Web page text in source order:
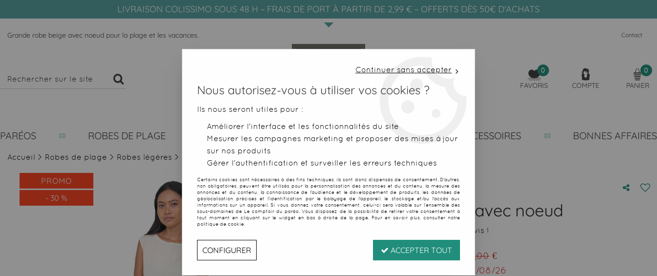
LIVRAISON COLISSIMO SOUS 48 H ~ FRAIS DE PORT À PARTIR DE 2,99 € ~ OFFERTS DÈS 50€ D'ACHATS
Grande robe beige avec noeud pour la plage et les vacances. Contact
0
FAVORIS COMPTE
0
PANIER
PARÉOS ROBES DE PLAGE SERVIETTES DE PLAGE FOUTAS ACCESSOIRES BONNES AFFAIRES
Accueil > Robes de plage > Robes légères > Grande robe beige avec noeud
PROMO
- 30 %
Grande robe beige avec noeud
Soyez le premier à donner votre avis !
€TTC au lieu de 35,00 €
12/08/26
Continuer sans accepter
Nous autorisez-vous à utiliser vos cookies ?
Ils nous seront utiles pour :
Améliorer l'interface et les fonctionnalités du site
Mesurer les campagnes marketing et proposer des mises à jour
sur nos produits
Gérer l'authentification et surveiller les erreurs techniques
Certains cookies sont nécessaires à des fins techniques, ils sont donc dispensés de consentement. D'autres,
non obligatoires, peuvent être utilisés pour la personnalisation des annonces et du contenu, la mesure des
annonces et du contenu, la connaissance de l'audience et le développement de produits, les données de
géolocalisation précises et l'identification par le balayage de l'appareil, le stockage et/ou l'accès aux
informations sur un appareil. Si vous donnez votre consentement, celui-ci sera valable sur l’ensemble des
sous-domaines de Le comptoir du paréo. Vous disposez de la possibilité de retirer votre consentement à
tout moment en cliquant sur le widget en bas à droite de la page. Pour en savoir plus, consulter notre
politique de cookie.
CONFIGURER ACCEPTER TOUT